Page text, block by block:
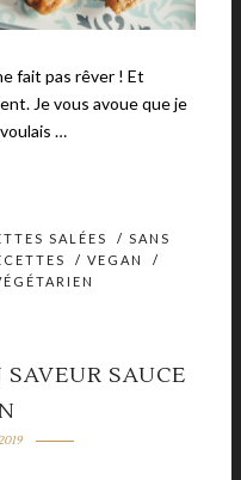
fait pas rêver ! Et
Je vous avoue que je
…
SALÉES / SANS
/ VEGAN
/
SAUCE